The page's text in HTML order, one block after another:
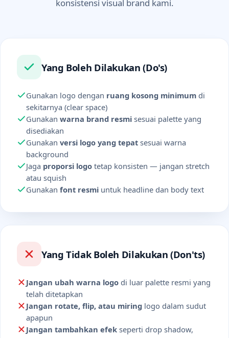
konsistensi visual brand kami.
Yang Boleh Dilakukan (Do's)
Gunakan logo dengan ruang kosong minimum di
sekitarnya (clear space)
Gunakan warna brand resmi sesuai palette yang
disediakan
Gunakan versi logo yang tepat sesuai warna
background
Jaga proporsi logo tetap konsisten — jangan stretch
atau squish
Gunakan font resmi untuk headline dan body text
Yang Tidak Boleh Dilakukan (Don'ts)
Jangan ubah warna logo di luar palette resmi yang
telah ditetapkan
Jangan rotate, flip, atau miring logo dalam sudut
apapun
Jangan tambahkan efek seperti drop shadow,